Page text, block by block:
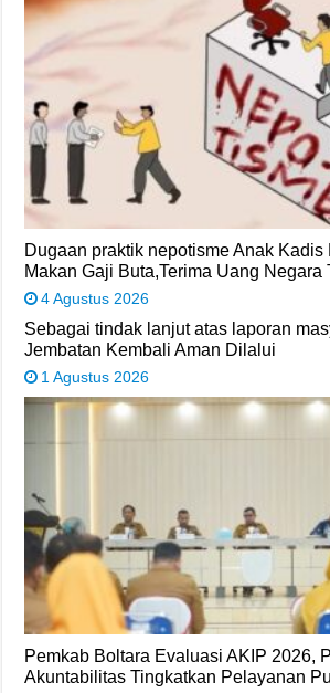
Dugaan praktik nepotisme Anak Kadis
Makan Gaji Buta,Terima Uang Negara
4 Agustus 2026
Sebagai tindak lanjut atas laporan
Jembatan Kembali Aman Dilalui
1 Agustus 2026
Pemkab Boltara Evaluasi AKIP 2026,
Akuntabilitas Tingkatkan Pelayanan